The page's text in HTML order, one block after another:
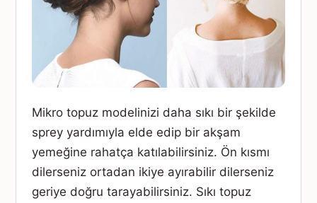
Mikro topuz modelinizi daha sıkı bir şekilde
sprey yardımıyla elde edip bir akşam
yemeğine rahatça katılabilirsiniz. Ön kısmı
dilerseniz ortadan ikiye ayırabilir dilerseniz
geriye doğru tarayabilirsiniz. Sıkı topuz